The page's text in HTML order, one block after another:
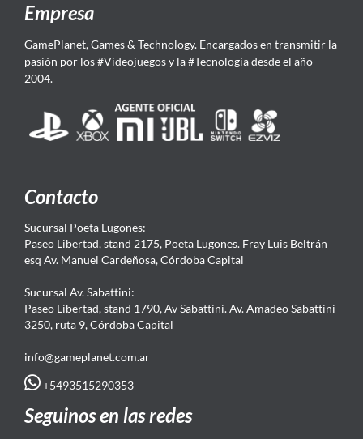
Empresa
GamePlanet, Games & Technology. Encargados en transmitir la
pasión por los #Videojuegos y la #Tecnología desde el año
2004.
Contacto
Sucursal Poeta Lugones:
Paseo Libertad, stand 2175, Poeta Lugones. Fray Luis Beltrán
esq Av. Manuel Cardeñosa, Córdoba Capital
Sucursal Av. Sabattini:
Paseo Libertad, stand 1790, Av Sabattini. Av. Amadeo Sabattini
3250, ruta 9, Córdoba Capital
info@gameplanet.com.ar
+5493515290353
Seguinos en las redes